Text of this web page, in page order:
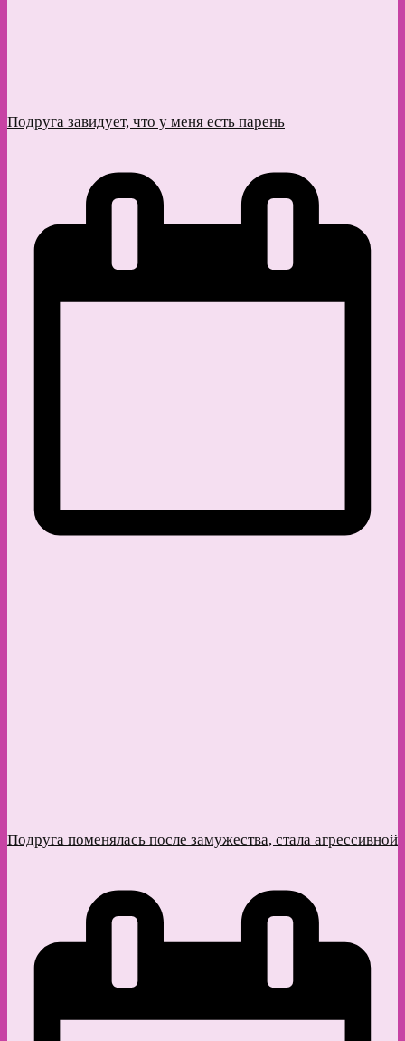
Подруга завидует, что у меня есть парень
Подруга поменялась после замужества, стала агрессивной